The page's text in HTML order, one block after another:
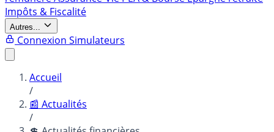
Impôts & Fiscalité
Autres...
Connexion Simulateurs
Accueil
/
📰 Actualités
/